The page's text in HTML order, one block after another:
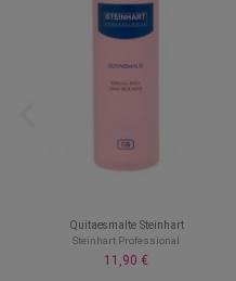
Quitaesmalte Steinhart
Steinhart Professional
11,90 €